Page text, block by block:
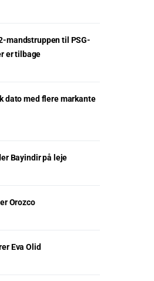
mandstruppen til PSG-
er tilbage
dato med flere markante
Bayindir på leje
Orozco
Eva Olid